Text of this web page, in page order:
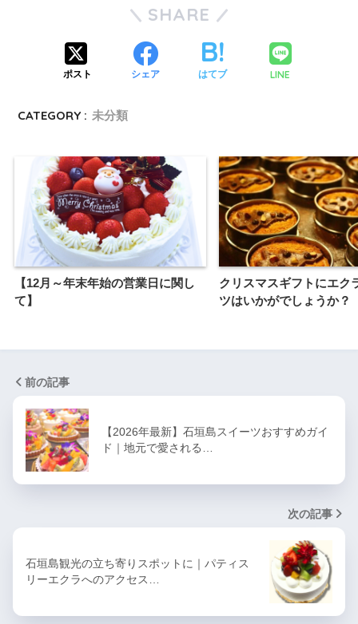
SHARE
ポスト シェア はてブ LINE
CATEGORY : 未分類
【12月～年末年始の営業日に関し
て】
クリスマスギフトにエク
ツはいかがでしょうか？
前の記事
【2026年最新】石垣島スイーツおすすめガイ
ド｜地元で愛される…
次の記事
石垣島観光の立ち寄りスポットに｜パティス
リーエクラへのアクセス…